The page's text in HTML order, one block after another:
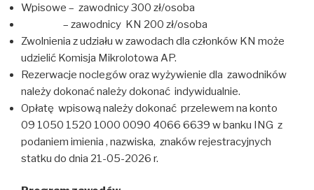
Wpisowe – zawodnicy 300 zł/osoba
– zawodnicy KN 200 zł/osoba
Zwolnienia z udziału w zawodach dla członków KN może
udzielić Komisja Mikrolotowa AP.
Rezerwacje noclegów oraz wyżywienie dla zawodników
należy dokonać należy dokonać indywidualnie.
Opłatę wpisową należy dokonać przelewem na konto
09 1050 1520 1000 0090 4066 6639 w banku ING z
podaniem imienia , nazwiska, znaków rejestracyjnych
statku do dnia 21-05-2026 r.